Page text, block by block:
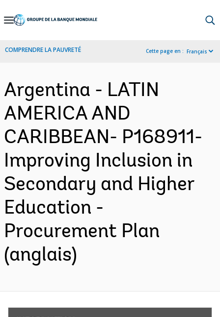
Skip
Navigation
COMPRENDRE LA PAUVRETÉ Cette page en : Français
Argentina - LATIN
AMERICA AND
CARIBBEAN- P168911-
Improving Inclusion in
Secondary and Higher
Education -
Procurement Plan
(anglais)